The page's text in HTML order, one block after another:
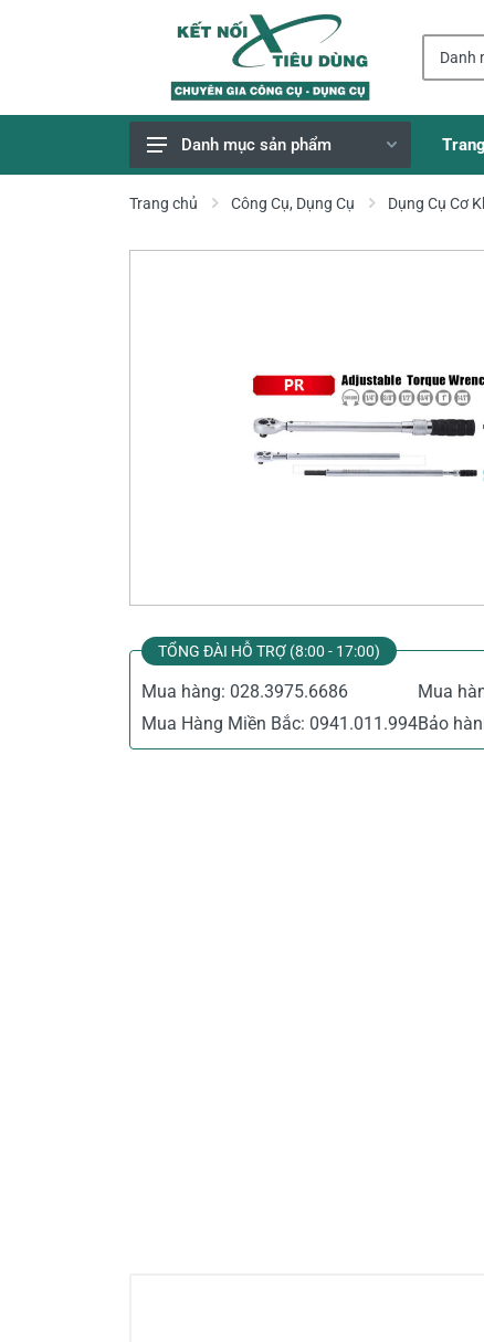
Giao Hàng Miễn Phí
Phụ Tùng, Linh Kiện
Danh mục sản phẩm
Trang chủ Công Cụ, Dụng Cụ Dụng Cụ Cơ
TỔNG ĐÀI HỖ TRỢ (8:00 - 17:00)
Mua hàng: 028.3975.6686 Mua
Mua Hàng Miền Bắc: 0941.011.994Bảo